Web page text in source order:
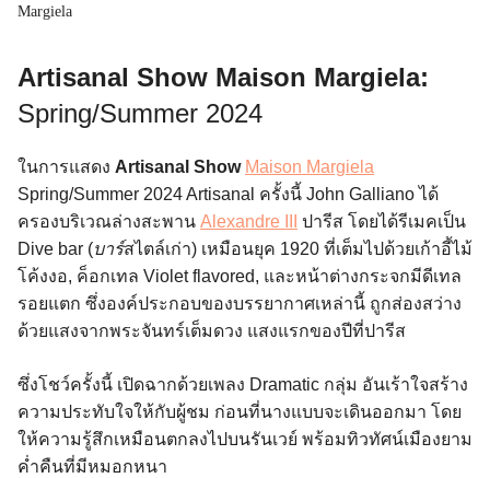
Margiela
Artisanal Show Maison Margiela:
Spring/Summer 2024
ในการแสดง Artisanal Show Maison Margiela
Spring/Summer 2024 Artisanal ครั้งนี้ John Galliano ได้
ครองบริเวณล่างสะพาน Alexandre III
ปารีส โดยได้รีเมคเป็น
Dive bar (บาร์สไตล์เก่า) เหมือนยุค 1920 ที่เต็มไปด้วยเก้าอี้ไม้
โค้งงอ, ค็อกเทล Violet flavored, และหน้าต่างกระจกมีดีเทล
รอยแตก ซึ่งองค์ประกอบของบรรยากาศเหล่านี้ ถูกส่องสว่าง
ด้วยแสงจากพระจันทร์เต็มดวง แสงแรกของปีที่ปารีส
ซึ่งโชว์ครั้งนี้ เปิดฉากด้วยเพลง Dramatic กลุ่ม อันเร้าใจสร้าง
ความประทับใจให้กับผู้ชม ก่อนที่นางแบบจะเดินออกมา โดย
ให้ความรู้สึกเหมือนตกลงไปบนรันเวย์ พร้อมทิวทัศน์เมืองยาม
ค่ำคืนที่มีหมอกหนา